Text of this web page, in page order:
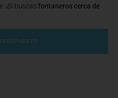
¡Si buscas fontaneros cerca de